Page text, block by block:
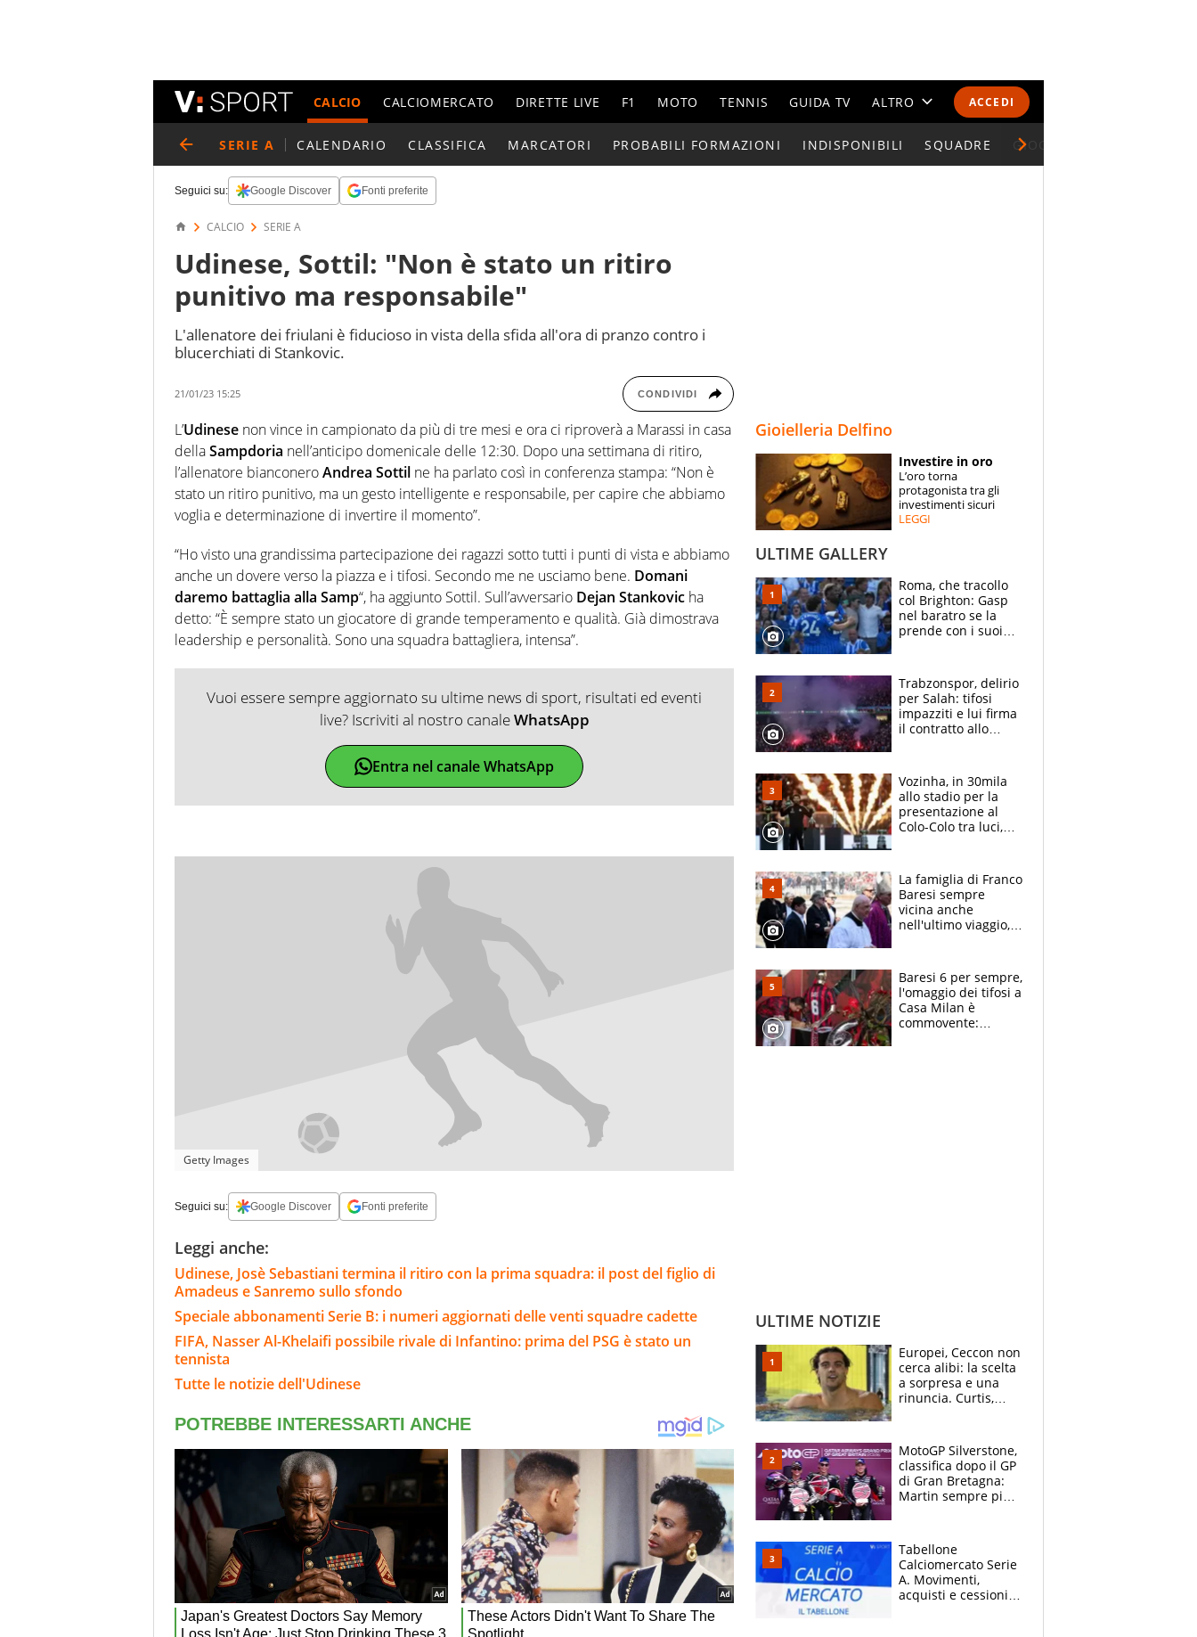
ACCEDI
CALCIO CALCIOMERCATO DIRETTE LIVE F1 MOTO TENNIS GUIDA TV ALTRO
CALENDARI E CLASSIFICHE
ESPERTI
CONTATTI
SERIE A CALENDARIO CLASSIFICA MARCATORI PROBABILI FORMAZIONI INDISPONIBILI SQUADRE GIOCATORI SERIE A
Seguici su: Google Discover Fonti preferite
CALCIO SERIE A
Udinese, Sottil: "Non è stato un ritiro
punitivo ma responsabile"
L'allenatore dei friulani è fiducioso in vista della sfida all'ora di pranzo contro i
blucerchiati di Stankovic.
21/01/23 15:25 CONDIVIDI
L’Udinese non vince in campionato da più di tre mesi e ora ci riproverà a Marassi in casa
dellaSampdoria nell’anticipo domenicale delle 12:30. Dopo una settimana di ritiro,
l’allenatore bianconeroAndrea Sottil ne ha parlato così in conferenza stampa: “Non è
stato un ritiro punitivo, ma un gesto intelligente e responsabile, per capire che abbiamo
voglia e determinazione di invertire il momento”.
“Ho visto una grandissima partecipazione dei ragazzi sotto tutti i punti di vista e abbiamo
anche un dovere verso la piazza e i tifosi. Secondo me ne usciamo bene. Domani
daremo battaglia alla Samp“, ha aggiunto Sottil. Sull’avversario Dejan Stankovic ha
detto: “È sempre stato un giocatore di grande temperamento e qualità. Già dimostrava
leadership e personalità. Sono una squadra battagliera, intensa”.
Vuoi essere sempre aggiornato su ultime news di sport, risultati ed eventi
live? Iscriviti al nostro canaleWhatsApp
Entra nel canale WhatsApp
Getty Images
Seguici su: Google Discover Fonti preferite
Leggi anche:
Udinese, Josè Sebastiani termina il ritiro con la prima squadra: il post del figlio di
Amadeus e Sanremo sullo sfondo
Speciale abbonamenti Serie B: i numeri aggiornati delle venti squadre cadette
FIFA, Nasser Al-Khelaifi possibile rivale di Infantino: prima del PSG è stato un
tennista
Tutte le notizie dell'Udinese
Gioielleria Delfino
Investire in oro
L’oro torna
protagonista tra gli
investimenti sicuri
LEGGI
ULTIME GALLERY
Roma, che tracollo
col Brighton: Gasp
nel baratro se la
prende con i suoi
Trabzonspor, delirio
per Salah: tifosi
impazziti e lui firma
il contratto allo
Vozinha, in 30mila
allo stadio per la
presentazione al
Colo-Colo tra luci,
La famiglia di Franco
Baresi sempre
vicina anche
nell'ultimo viaggio,
circondati
dall'affetto dei tifosi
Baresi 6 per sempre,
l'omaggio dei tifosi a
Casa Milan è
commovente:
ULTIME NOTIZIE
Europei, Ceccon non
cerca alibi: la scelta
a sorpresa e una
rinuncia. Curtis,
c’è”
MotoGP Silverstone,
classifica dopo il GP
di Gran Bretagna:
Martin sempre più
Tabellone
Calciomercato Serie
A. Movimenti,
acquisti e cessioni: